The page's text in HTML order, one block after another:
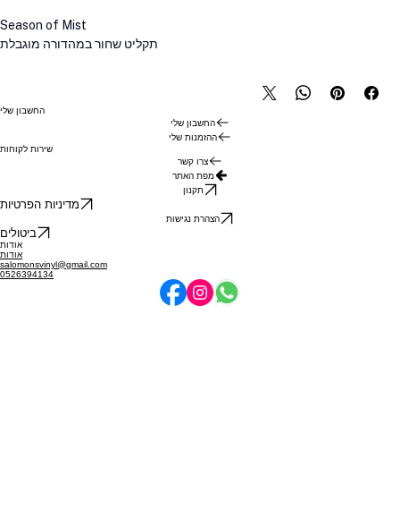
Season of Mist
תקליט שחור במהדורה מוגבלת
החשבון שלי
החשבון שלי
ההזמנות שלי
שירות לקוחות
צרו קשר
מפת האתר
תקנון
מדיניות הפרטיות
הצהרת נגישות
ביטולים
אודות
אודות
salomonsvinyl@gmail.com
0526394134